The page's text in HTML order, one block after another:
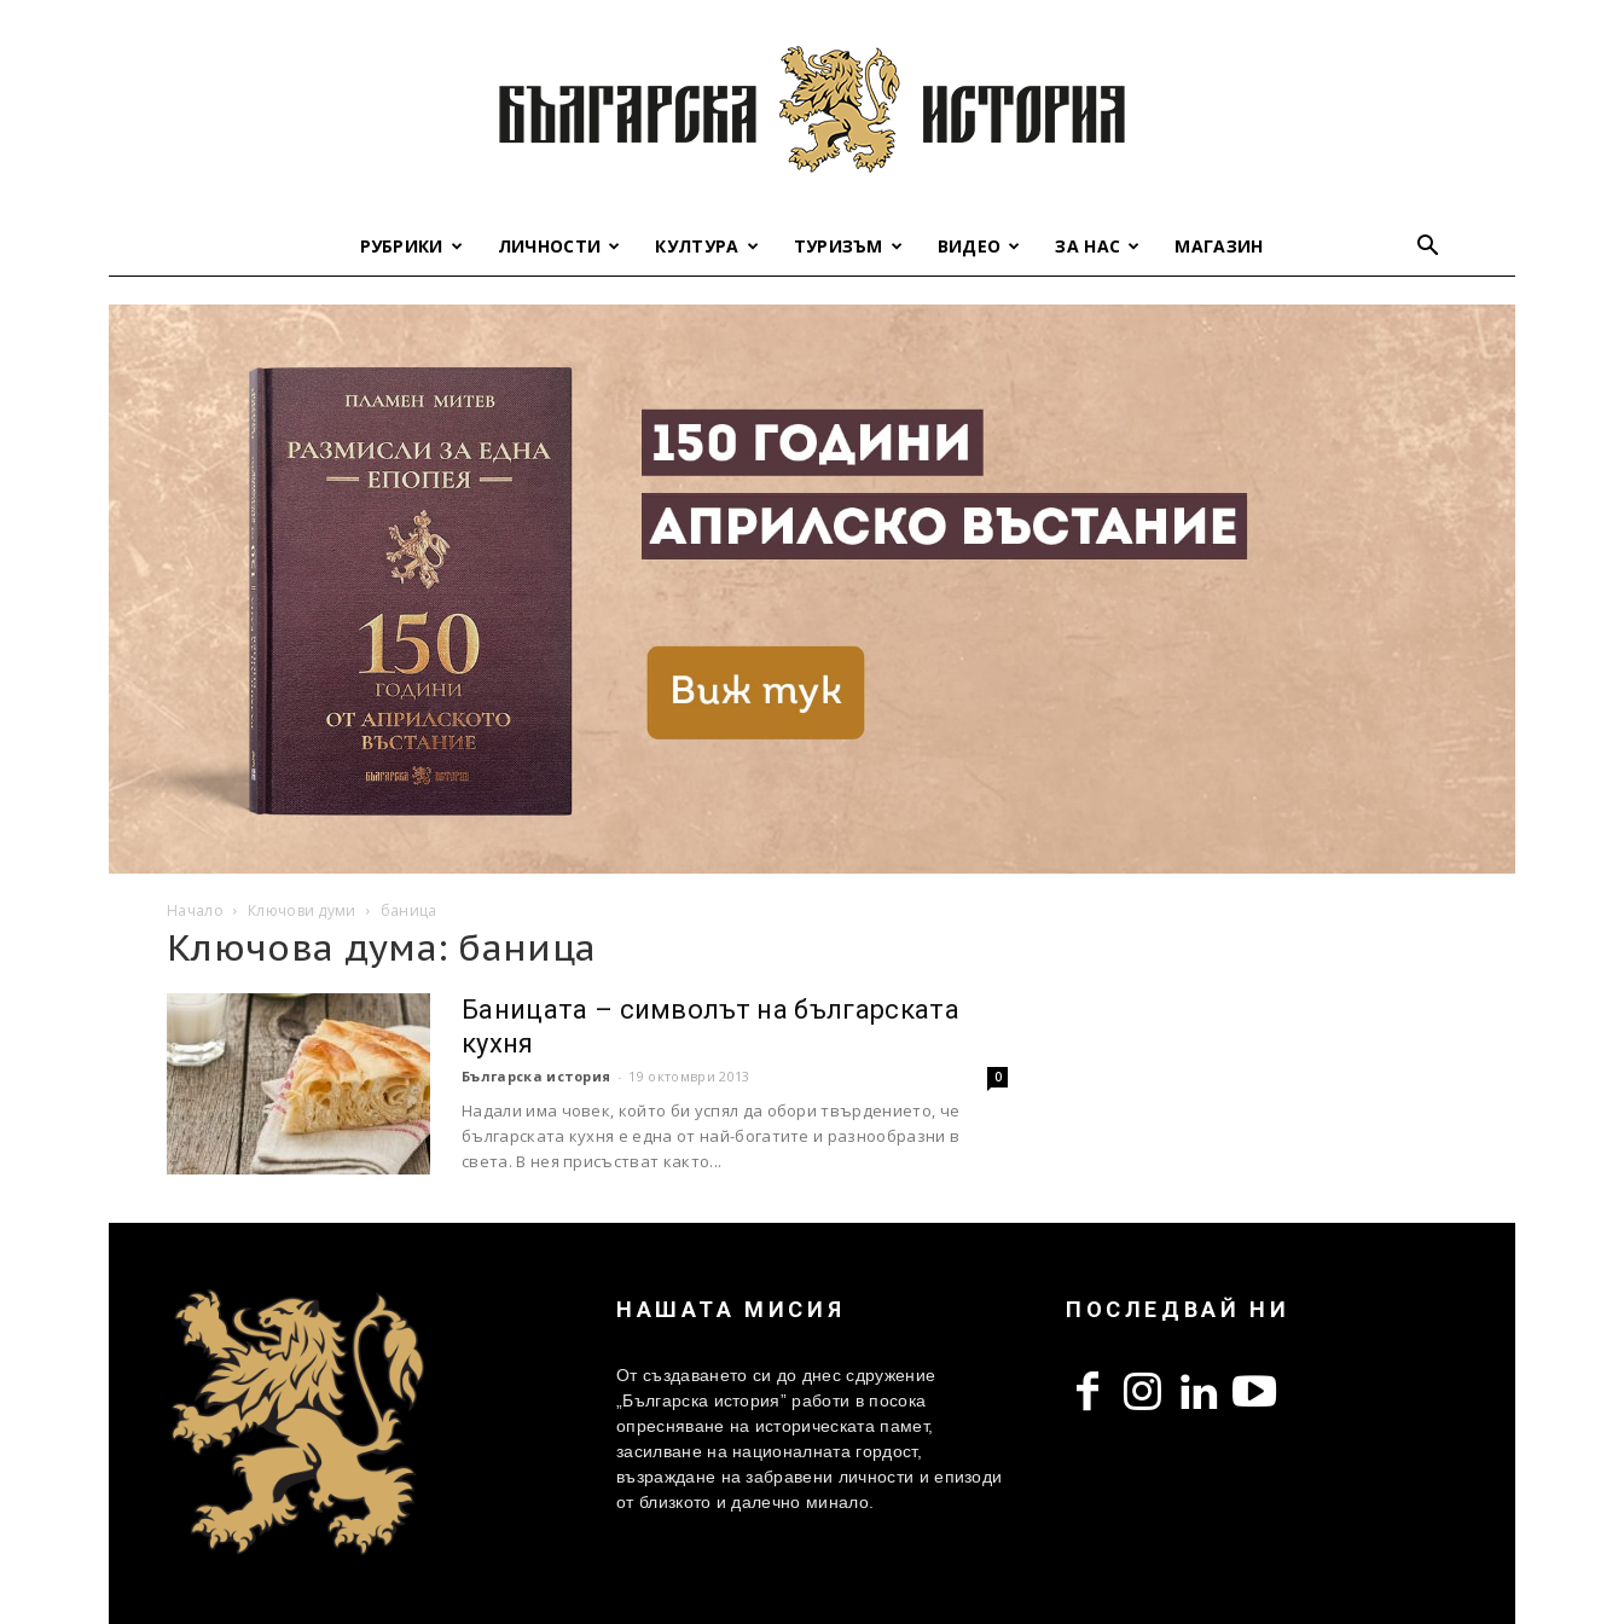
история
РУБРИКИ ЛИЧНОСТИ КУЛТУРА ТУРИЗЪМ ВИДЕО ЗА НАС МАГАЗИН
Начало Ключови думи баница
Ключова дума: баница
Баницата – символът на българската
кухня
Българска история - 19 октомври 2013 0
Надали има човек, който би успял да обори твърдението, че
българската кухня е една от най-богатите и разнообразни в
света. В нея присъстват както...
НАШАТА МИСИЯ
От създаването си до днес сдружение
„Българска история” работи в посока
опресняване на историческата памет,
засилване на националната гордост,
възраждане на забравени личности и епизоди
от близкото и далечно минало.
ПОСЛЕДВАЙ НИ